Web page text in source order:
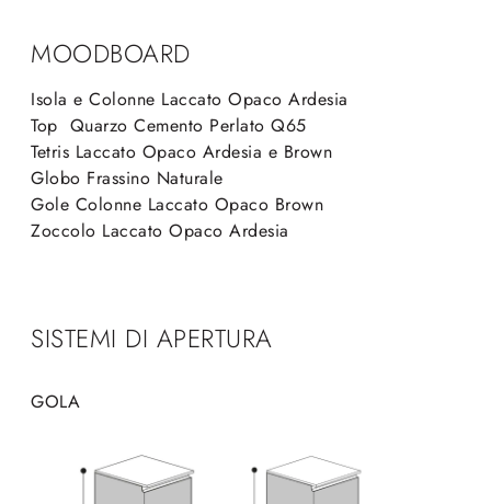
MOODBOARD
Isola e Colonne Laccato Opaco Ardesia
Top Quarzo Cemento Perlato Q65
Tetris Laccato Opaco Ardesia e Brown
Globo Frassino Naturale
Gole Colonne Laccato Opaco Brown
Zoccolo Laccato Opaco Ardesia
SISTEMI DI APERTURA
GOLA